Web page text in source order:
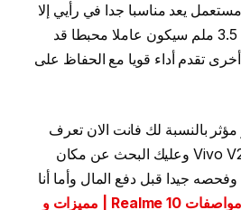
ورغم أن سعر فيفو V21 مستعمل يعد مناسبا جدا في رأيي إلا
أن غياب منفذ السماعات 3.5 ملم سيكون عاملا محبطا قد
تقدم أداء قويا مع الحفاظ على
مؤثر بالنسبة لك فانت الان تعرف
سعر ومواصفات هاتف Vivo V21 وعليك البحث عن مكان
جيدا قبل دفع المال وأما أنا
سعر و مواصفات Realme 10 | مميزات و